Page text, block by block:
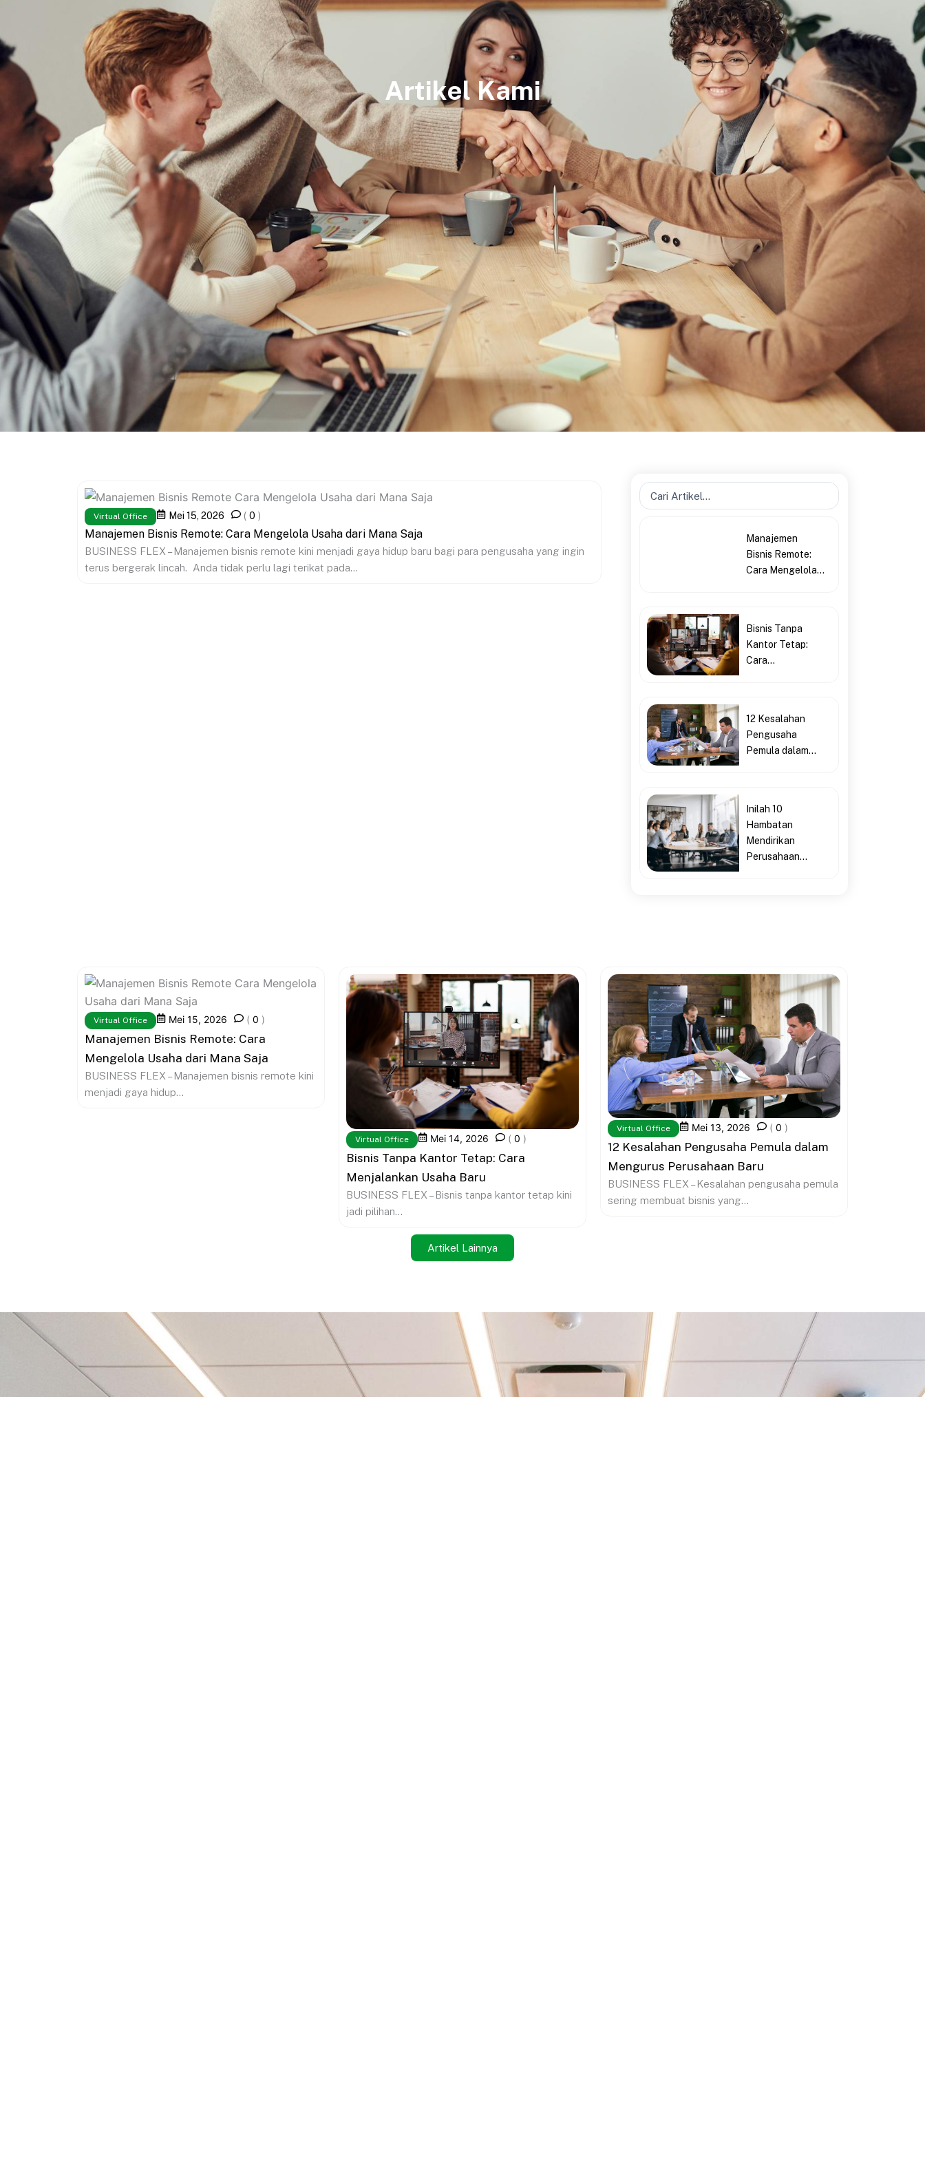
Artikel Kami
Virtual Office Mei 15, 2026 ( 0 )
Manajemen Bisnis Remote: Cara Mengelola Usaha dari Mana Saja
BUSINESS FLEX – Manajemen bisnis remote kini menjadi gaya hidup baru bagi para pengusaha yang ingin
terus bergerak lincah. Anda tidak perlu lagi terikat pada...
Search
...
Manajemen
Bisnis Remote:
Cara Mengelola...
Bisnis Tanpa
Kantor Tetap:
Cara...
12 Kesalahan
Pengusaha
Pemula dalam...
Inilah 10
Hambatan
Mendirikan
Perusahaan...
Virtual Office Mei 15, 2026 ( 0 )
Manajemen Bisnis Remote: Cara
Mengelola Usaha dari Mana Saja
BUSINESS FLEX – Manajemen bisnis remote kini
menjadi gaya hidup...
Virtual Office Mei 14, 2026 ( 0 )
Bisnis Tanpa Kantor Tetap: Cara
Menjalankan Usaha Baru
BUSINESS FLEX – Bisnis tanpa kantor tetap kini
jadi pilihan...
Virtual Office Mei 13, 2026 ( 0 )
12 Kesalahan Pengusaha Pemula dalam
Mengurus Perusahaan Baru
BUSINESS FLEX – Kesalahan pengusaha pemula
sering membuat bisnis yang...
Artikel Lainnya